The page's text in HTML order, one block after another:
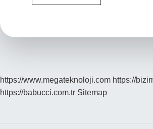
Kimler
https://www.megateknoloji.com https://
https://babucci.com.tr Sitemap